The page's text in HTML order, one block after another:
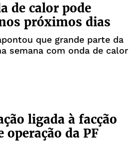
de calor pode
próximos dias
que grande parte da
semana com onda de calor
ligada à facção
operação da PF